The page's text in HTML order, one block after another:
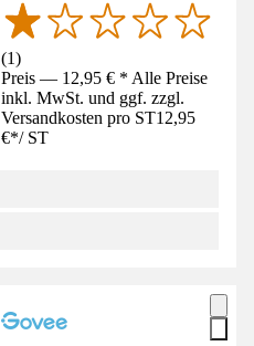
(1)
Preis — 12,95 € * Alle Preise
inkl. MwSt. und ggf. zzgl.
Versandkosten pro ST12,95
€*/ ST